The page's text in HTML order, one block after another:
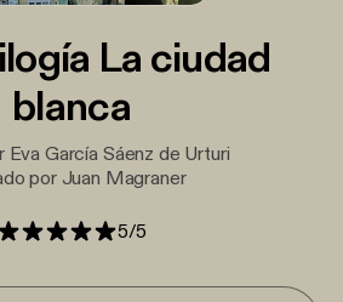
La ciudad
blanca
Eva García Sáenz de Urturi
por Juan Magraner
5/5